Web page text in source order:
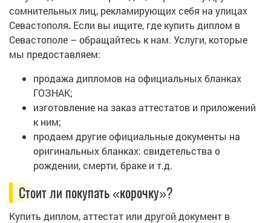
сомнительных лиц, рекламирующих себя на улицах
Севастополя. Если вы ищите, где купить диплом в
Севастополе – обращайтесь к нам. Услуги, которые
мы предоставляем:
продажа дипломов на официальных бланках
ГОЗНАК;
изготовление на заказ аттестатов и приложений
к ним;
продаем другие официальные документы на
оригинальных бланках: свидетельства о
рождении, смерти, браке и т.д.
Стоит ли покупать «корочку»?
Купить диплом, аттестат или другой документ в